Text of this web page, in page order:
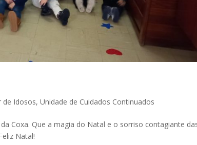
de Idosos,Unidade de Cuidados Continuados
Coxa. Que a magia do Natal e o sorriso contagiante
Natal!